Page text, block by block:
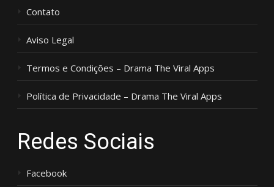
Contato
Aviso Legal
Termos e Condições – Drama The Viral Apps
Política de Privacidade – Drama The Viral Apps
Redes Sociais
Facebook